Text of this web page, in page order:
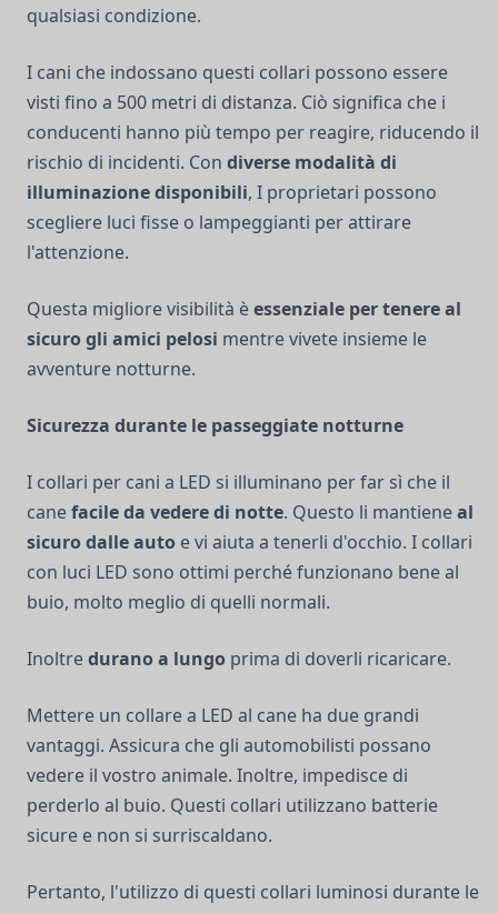
qualsiasi condizione.
I cani che indossano questi collari possono essere
visti fino a 500 metri di distanza. Ciò significa che i
conducenti hanno più tempo per reagire, riducendo il
rischio di incidenti. Con diverse modalità di
illuminazione disponibili, I proprietari possono
scegliere luci fisse o lampeggianti per attirare
l'attenzione.
Questa migliore visibilità èessenziale per tenere al
sicuro gli amici pelosi mentre vivete insieme le
avventure notturne.
Sicurezza durante le passeggiate notturne
I collari per cani a LED si illuminano per far sì che il
canefacile da vedere di notte. Questo li mantieneal
sicuro dalle auto e vi aiuta a tenerli d'occhio. I collari
con luci LED sono ottimi perché funzionano bene al
buio, molto meglio di quelli normali.
Inoltredurano a lungo prima di doverli ricaricare.
Mettere un collare a LED al cane ha due grandi
vantaggi. Assicura che gli automobilisti possano
vedere il vostro animale. Inoltre, impedisce di
perderlo al buio. Questi collari utilizzano batterie
sicure e non si surriscaldano.
Pertanto, l'utilizzo di questi collari luminosi durante le